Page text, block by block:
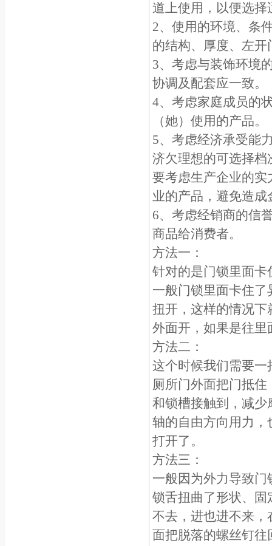
道上使用，以便选
2、使用的环境、条
的结构、厚度、左
3、考虑与装饰环境
协调及配套应一致。
4、考虑家庭成员的
（她）使用的产品。
5、考虑经济承受能
济欠理想的可选择
要考虑生产企业的
业的产品，避免造
6、考虑经销商的信
商品给消费者。
方法一：
针对的是门锁里面
一般门锁里面卡住
扭开，这样的情况
外面开，如果是往
方法二：
这个时候我们需要
厕所门外面把门抵
和锁槽接触到，减
轴的自由方向用力
打开了。
方法三：
一般因为外力导致
锁舌扭曲了形状、
不去，进也进不来
面把脱落的螺丝钉